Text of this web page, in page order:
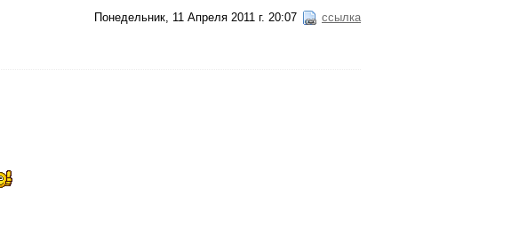
Понедельник, 11 Апреля 2011 г. 20:07 ссылка